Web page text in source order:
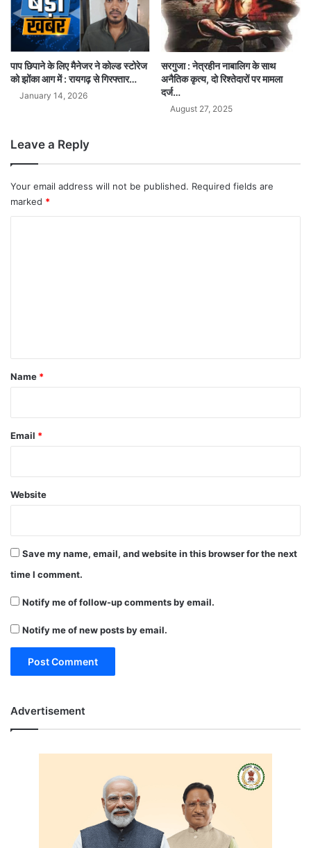
पाप छिपाने के लिए मैनेजर ने कोल्ड स्टोरेज
को झोंका आग में : रायगढ़ से गिरफ्तार…
January 14, 2026
सरगुजा : नेत्रहीन नाबालिग के साथ
अनैतिक कृत्य, दो रिश्तेदारों पर मामला
दर्ज…
August 27, 2025
Leave a Reply
Your email address will not be published. Required fields are
marked *
*
Name *
Email *
Website
Save my name, email, and website in this browser for the next
time I comment.
Notify me of follow-up comments by email.
Notify me of new posts by email.
Advertisement